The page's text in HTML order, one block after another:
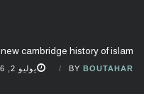
new cambridge history of islam
BY BOUTAHAR يوليو 2, 2026